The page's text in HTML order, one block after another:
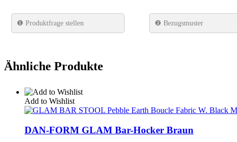
❶ Produktfrage stellen ❷ Bezugsmuster
Ähnliche Produkte
Add to Wishlist
DAN-FORM GLAM Bar-Hocker Braun